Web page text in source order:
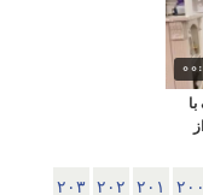
٢٠٠ ٢٠١ ٢٠٢ ٢٠٣